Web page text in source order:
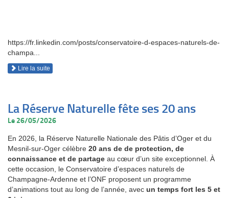
https://fr.linkedin.com/posts/conservatoire-d-espaces-naturels-de-
champa...
Lire la suite
La Réserve Naturelle fête ses 20 ans
Le 26/05/2026
En 2026, la Réserve Naturelle Nationale des Pâtis d’Oger et du
Mesnil-sur-Oger célèbre 20 ans de de protection, de
connaissance et de partage au cœur d’un site exceptionnel. À
cette occasion, le Conservatoire d’espaces naturels de
Champagne-Ardenne et l’ONF proposent un programme
d’animations tout au long de l’année, avec un temps fort les 5 et